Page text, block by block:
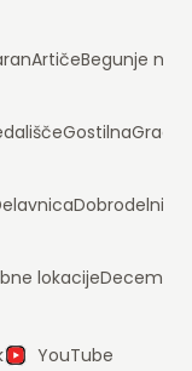
ArtičeBegunje na
GostilnaGrad
Dobrodelni
lokacije
YouTube